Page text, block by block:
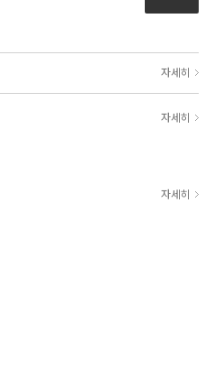
자세히
자세히
자세히